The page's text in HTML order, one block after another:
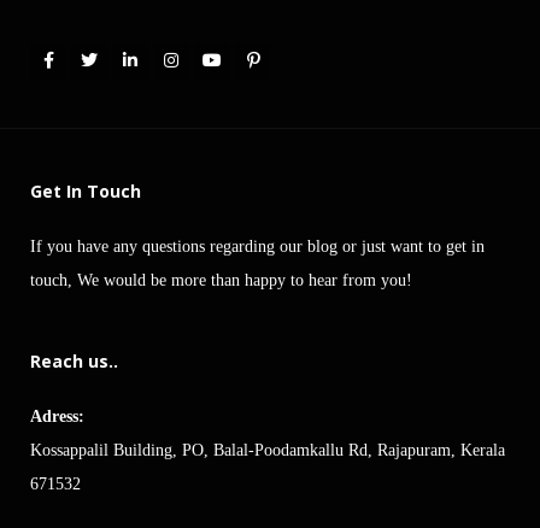
Get In Touch
If you have any questions regarding our blog or just want to get in
touch, We would be more than happy to hear from you!
Reach us..
Adress:
Kossappalil Building, PO, Balal-Poodamkallu Rd, Rajapuram, Kerala
671532